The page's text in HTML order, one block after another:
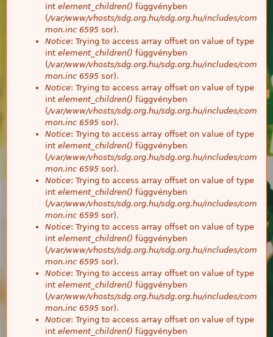
int element_children() függvényben
(/var/www/vhosts/sdg.org.hu/sdg.org.hu/includes/com
mon.inc 6595 sor).
Notice: Trying to access array offset on value of type
int element_children() függvényben
(/var/www/vhosts/sdg.org.hu/sdg.org.hu/includes/com
mon.inc 6595 sor).
Notice: Trying to access array offset on value of type
int element_children() függvényben
(/var/www/vhosts/sdg.org.hu/sdg.org.hu/includes/com
mon.inc 6595 sor).
Notice: Trying to access array offset on value of type
int element_children() függvényben
(/var/www/vhosts/sdg.org.hu/sdg.org.hu/includes/com
mon.inc 6595 sor).
Notice: Trying to access array offset on value of type
int element_children() függvényben
(/var/www/vhosts/sdg.org.hu/sdg.org.hu/includes/com
mon.inc 6595 sor).
Notice: Trying to access array offset on value of type
int element_children() függvényben
(/var/www/vhosts/sdg.org.hu/sdg.org.hu/includes/com
mon.inc 6595 sor).
Notice: Trying to access array offset on value of type
int element_children() függvényben
(/var/www/vhosts/sdg.org.hu/sdg.org.hu/includes/com
mon.inc 6595 sor).
Notice: Trying to access array offset on value of type
int element_children() függvényben